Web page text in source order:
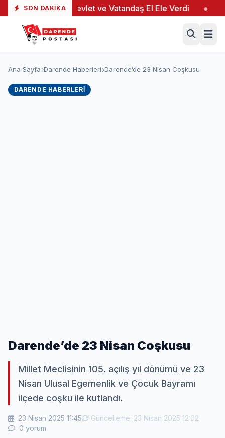
SON DAKIKA
● Devlet ve Vatandaş El Ele Verdi ●
Ana Sayfa Darende Haberleri Darende’de 23 Nisan Coşkusu
DARENDE HABERLERI
Darende’de 23 Nisan Coşkusu
Millet Meclisinin 105. açılış yıl dönümü ve 23
Nisan Ulusal Egemenlik ve Çocuk Bayramı
ilçede coşku ile kutlandı.
23 Nisan 2025 11:45
Güncelleme: 23 Nisan 2025 12:02
0 yorum